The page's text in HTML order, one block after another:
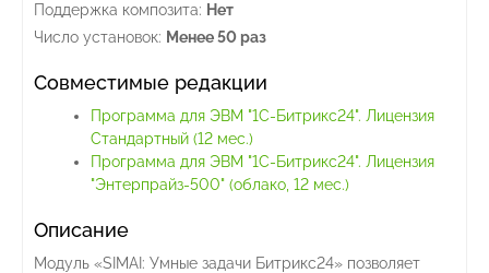
Поддержка композита: Нет
Число установок: Менее 50 раз
Совместимые редакции
Программа для ЭВМ "1С-Битрикс24". Лицензия
Стандартный (12 мес.)
Программа для ЭВМ "1С-Битрикс24". Лицензия
"Энтерпрайз-500" (облако, 12 мес.)
Описание
Модуль «SIMAI: Умные задачи Битрикс24» позволяет